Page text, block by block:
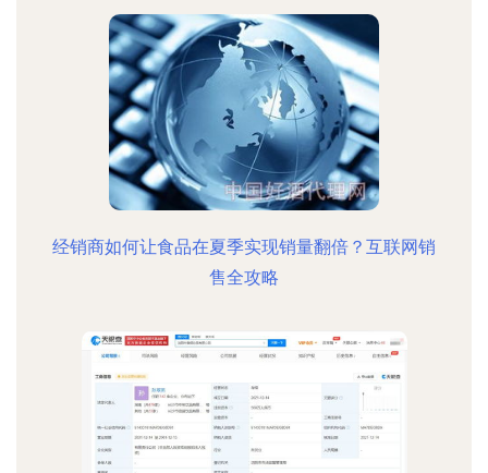
经销商如何让食品在夏季实现销量翻倍？互联网销
售全攻略